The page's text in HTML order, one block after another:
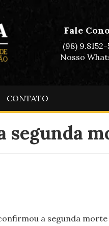
Fale
(98)
Nosso
CONTATO
segunda
a segunda